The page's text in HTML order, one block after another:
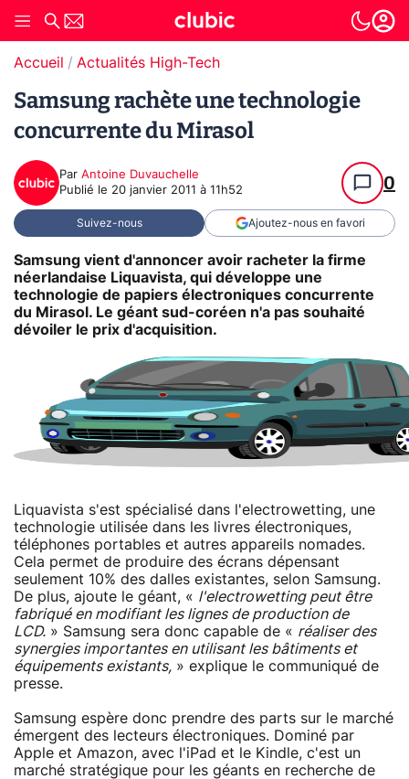
Accueil Actualités High-Tech
Samsung rachète une technologie
concurrente du Mirasol
Par Antoine Duvauchelle
Publié le 20 janvier 2011 à 11h52 0
Suivez-nous Ajoutez-nous en favori
Samsung vient d'annoncer avoir racheter la firme
néerlandaise Liquavista, qui développe une
technologie de papiers électroniques concurrente
du Mirasol. Le géant sud-coréen n'a pas souhaité
dévoiler le prix d'acquisition.
Liquavista s'est spécialisé dans l'electrowetting, une
technologie utilisée dans les livres électroniques,
téléphones portables et autres appareils nomades.
Cela permet de produire des écrans dépensant
seulement 10% des dalles existantes, selon Samsung.
De plus, ajoute le géant, « l'electrowetting peut être
fabriqué en modifiant les lignes de production de
LCD. » Samsung sera donc capable de « réaliser des
synergies importantes en utilisant les bâtiments et
équipements existants, » explique le communiqué de
presse.
Samsung espère donc prendre des parts sur le marché
émergent des lecteurs électroniques. Dominé par
Apple et Amazon, avec l'iPad et le Kindle, c'est un
marché stratégique pour les géants en recherche de